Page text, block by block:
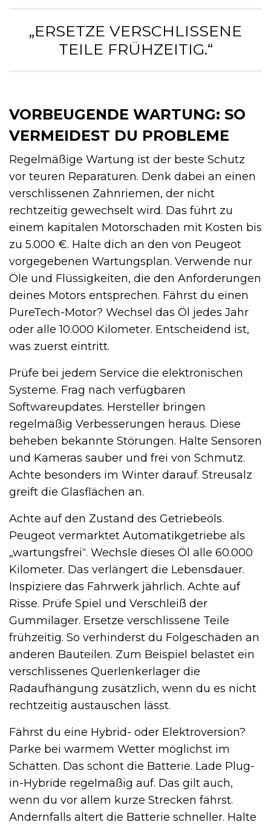
„ERSETZE VERSCHLISSENE
TEILE FRÜHZEITIG.“
VORBEUGENDE WARTUNG: SO
VERMEIDEST DU PROBLEME
Regelmäßige Wartung ist der beste Schutz
vor teuren Reparaturen. Denk dabei an einen
verschlissenen Zahnriemen, der nicht
rechtzeitig gewechselt wird. Das führt zu
einem kapitalen Motorschaden mit Kosten bis
zu 5.000 €. Halte dich an den von Peugeot
vorgegebenen Wartungsplan. Verwende nur
Öle und Flüssigkeiten, die den Anforderungen
deines Motors entsprechen. Fährst du einen
PureTech-Motor? Wechsel das Öl jedes Jahr
oder alle 10.000 Kilometer. Entscheidend ist,
was zuerst eintritt.
Prüfe bei jedem Service die elektronischen
Systeme. Frag nach verfügbaren
Softwareupdates. Hersteller bringen
regelmäßig Verbesserungen heraus. Diese
beheben bekannte Störungen. Halte Sensoren
und Kameras sauber und frei von Schmutz.
Achte besonders im Winter darauf. Streusalz
greift die Glasflächen an.
Achte auf den Zustand des Getriebeöls.
Peugeot vermarktet Automatikgetriebe als
„wartungsfrei“. Wechsle dieses Öl alle 60.000
Kilometer. Das verlängert die Lebensdauer.
Inspiziere das Fahrwerk jährlich. Achte auf
Risse. Prüfe Spiel und Verschleiß der
Gummilager. Ersetze verschlissene Teile
frühzeitig. So verhinderst du Folgeschäden an
anderen Bauteilen. Zum Beispiel belastet ein
verschlissenes Querlenkerlager die
Radaufhängung zusätzlich, wenn du es nicht
rechtzeitig austauschen lässt.
Fährst du eine Hybrid- oder Elektroversion?
Parke bei warmem Wetter möglichst im
Schatten. Das schont die Batterie. Lade Plug-
in-Hybride regelmäßig auf. Das gilt auch,
wenn du vor allem kurze Strecken fährst.
Andernfalls altert die Batterie schneller. Halte